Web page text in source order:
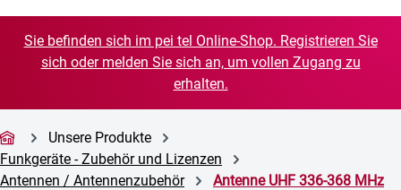
Sie befinden sich im pei tel Online-Shop. Registrieren Sie
sich oder melden Sie sich an, um vollen Zugang zu
erhalten.
Unsere Produkte
Funkgeräte - Zubehör und Lizenzen
Antennen / Antennenzubehör
Antenne UHF 336-368 MHz